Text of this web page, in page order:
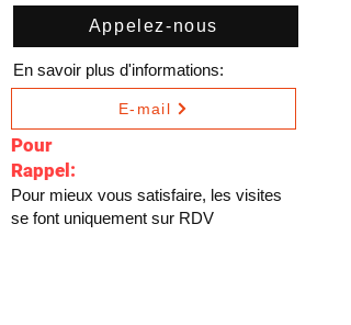
Appelez-nous
En savoir plus d'informations:
E-mail
Pour
Rappel:
Pour mieux vous satisfaire, les visites
se font uniquement sur RDV